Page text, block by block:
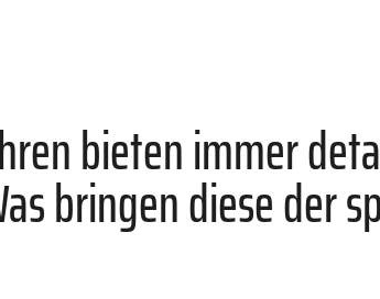
bieten immer
bringen diese der